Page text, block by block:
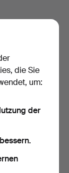
und
einfach
und Inspiration.
habe.
die Sie
um:
der